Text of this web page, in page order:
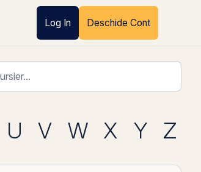
Log In Deschide Cont
U V W X Y Z